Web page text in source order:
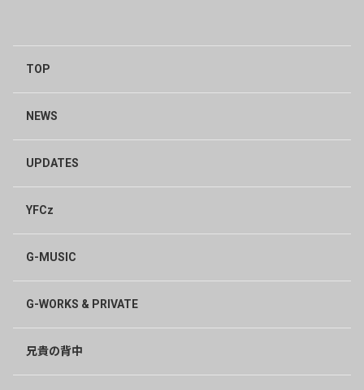
TOP
NEWS
UPDATES
YFCz
G-MUSIC
G-WORKS & PRIVATE
兄貴の背中